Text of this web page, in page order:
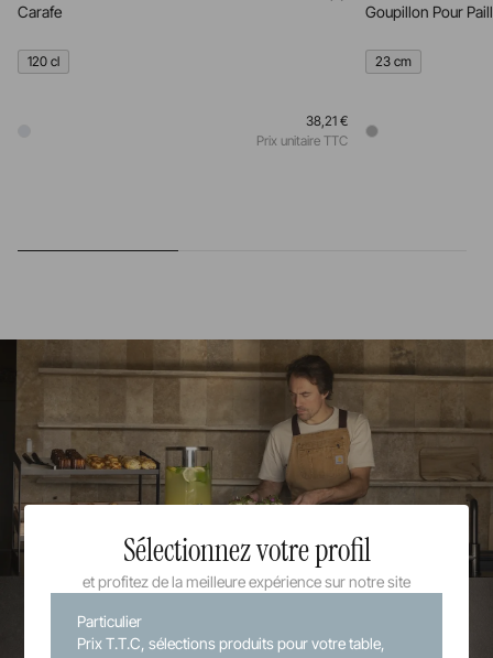
Carafe
120 cl
38,21 €
Prix unitaire TTC
Goupillon Pour
23 cm
Sélectionnez votre profil
et profitez de la meilleure expérience sur notre site
Particulier
Prix T.T.C, sélections produits pour votre table,